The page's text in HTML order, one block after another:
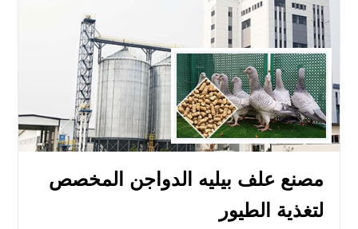
مصنع علف بيليه الدواجن المخصص
لتغذية الطيور